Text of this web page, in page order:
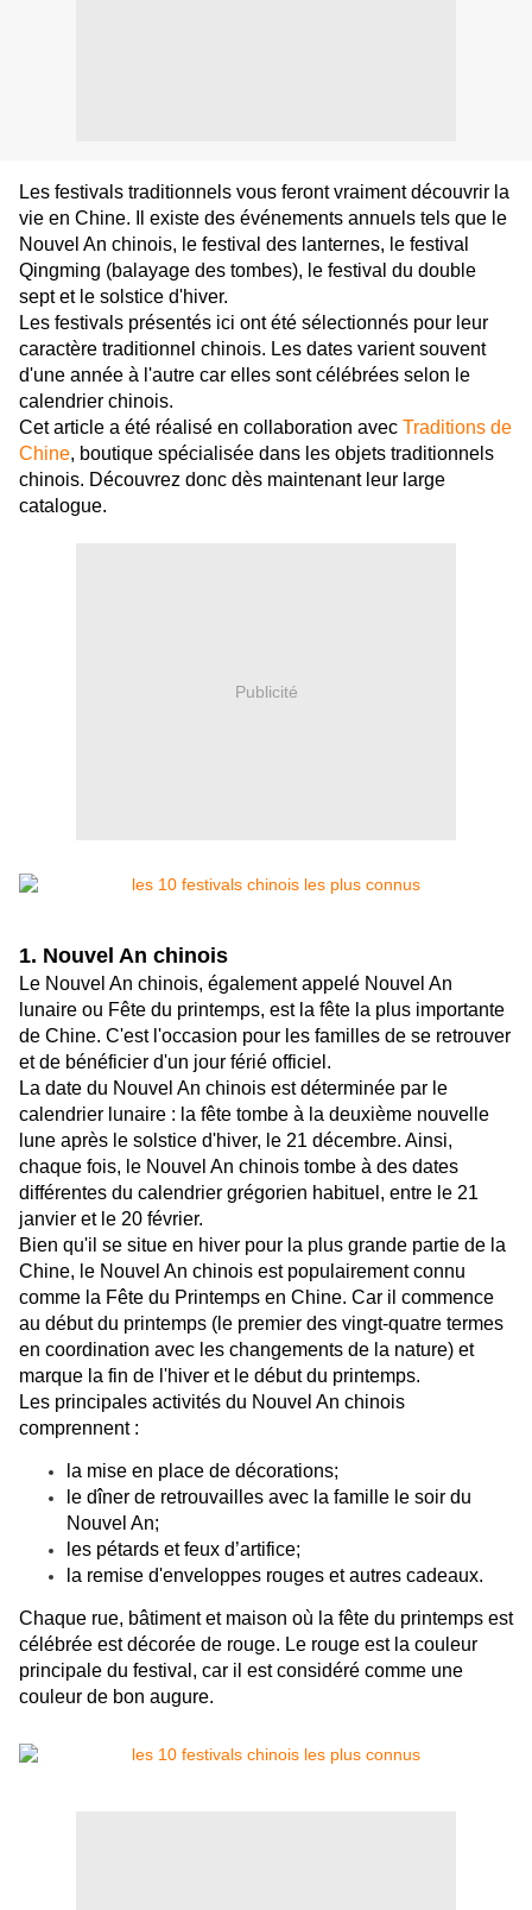
Les festivals traditionnels vous feront vraiment découvrir la
vie en Chine. Il existe des événements annuels tels que le
Nouvel An chinois, le festival des lanternes, le festival
Qingming (balayage des tombes), le festival du double
sept et le solstice d'hiver.
Les festivals présentés ici ont été sélectionnés pour leur
caractère traditionnel chinois. Les dates varient souvent
d'une année à l'autre car elles sont célébrées selon le
calendrier chinois.
Cet article a été réalisé en collaboration avec Traditions de
Chine, boutique spécialisée dans les objets traditionnels
chinois. Découvrez donc dès maintenant leur large
catalogue.
Publicité
1. Nouvel An chinois
Le Nouvel An chinois, également appelé Nouvel An
lunaire ou Fête du printemps, est la fête la plus importante
de Chine. C'est l'occasion pour les familles de se retrouver
et de bénéficier d'un jour férié officiel.
La date du Nouvel An chinois est déterminée par le
calendrier lunaire : la fête tombe à la deuxième nouvelle
lune après le solstice d'hiver, le 21 décembre. Ainsi,
chaque fois, le Nouvel An chinois tombe à des dates
différentes du calendrier grégorien habituel, entre le 21
janvier et le 20 février.
Bien qu'il se situe en hiver pour la plus grande partie de la
Chine, le Nouvel An chinois est populairement connu
comme la Fête du Printemps en Chine. Car il commence
au début du printemps (le premier des vingt-quatre termes
en coordination avec les changements de la nature) et
marque la fin de l'hiver et le début du printemps.
Les principales activités du Nouvel An chinois
comprennent :
la mise en place de décorations;
le dîner de retrouvailles avec la famille le soir du
Nouvel An;
les pétards et feux d’artifice;
la remise d'enveloppes rouges et autres cadeaux.
Chaque rue, bâtiment et maison où la fête du printemps est
célébrée est décorée de rouge. Le rouge est la couleur
principale du festival, car il est considéré comme une
couleur de bon augure.